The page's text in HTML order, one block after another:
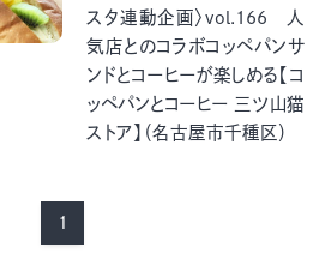
検索する
スタ連動企画〉vol.166 人
気店とのコラボコッペパンサ
ンドとコーヒーが楽しめる【コ
ッペパンとコーヒー 三ツ山猫
ストア】（名古屋市千種区）
1